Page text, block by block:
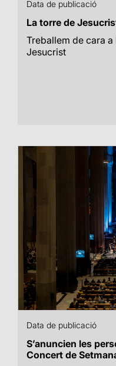
Data de publicació
La torre de
Treballem de cara
Jesucrist
Data de publicació
S’anuncien les
Concert de